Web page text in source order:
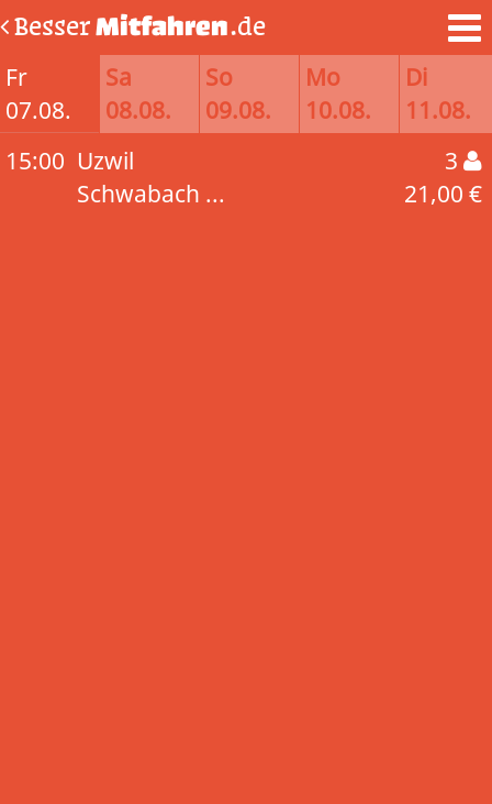
BesserMitfahren.de
Fr
07.08.
Sa
08.08.
So
09.08.
Mo
10.08.
Di
11.08.
15:00 Uzwil
Schwabach ...
3
21,00 €